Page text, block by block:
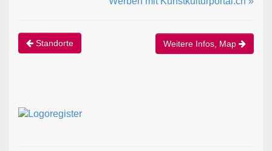
Standorte Weitere Infos, Map